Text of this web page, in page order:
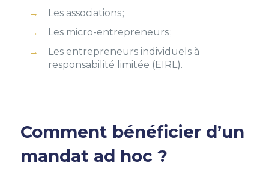
Les associations ;
Les micro-entrepreneurs ;
Les entrepreneurs individuels à
responsabilité limitée (EIRL).
Comment bénéficier d’un
mandat ad hoc ?